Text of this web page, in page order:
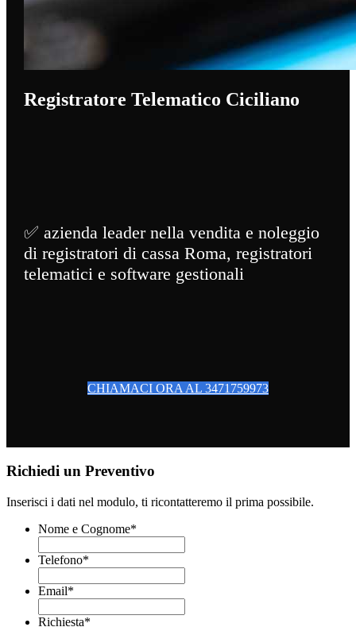
Registratore Telematico Ciciliano
✅ azienda leader nella vendita e noleggio
di registratori di cassa Roma, registratori
telematici e software gestionali
CHIAMACI ORA AL 3471759973
Richiedi un Preventivo
Inserisci i dati nel modulo, ti ricontatteremo il prima possibile.
Nome e Cognome*
Telefono*
Email*
Richiesta*